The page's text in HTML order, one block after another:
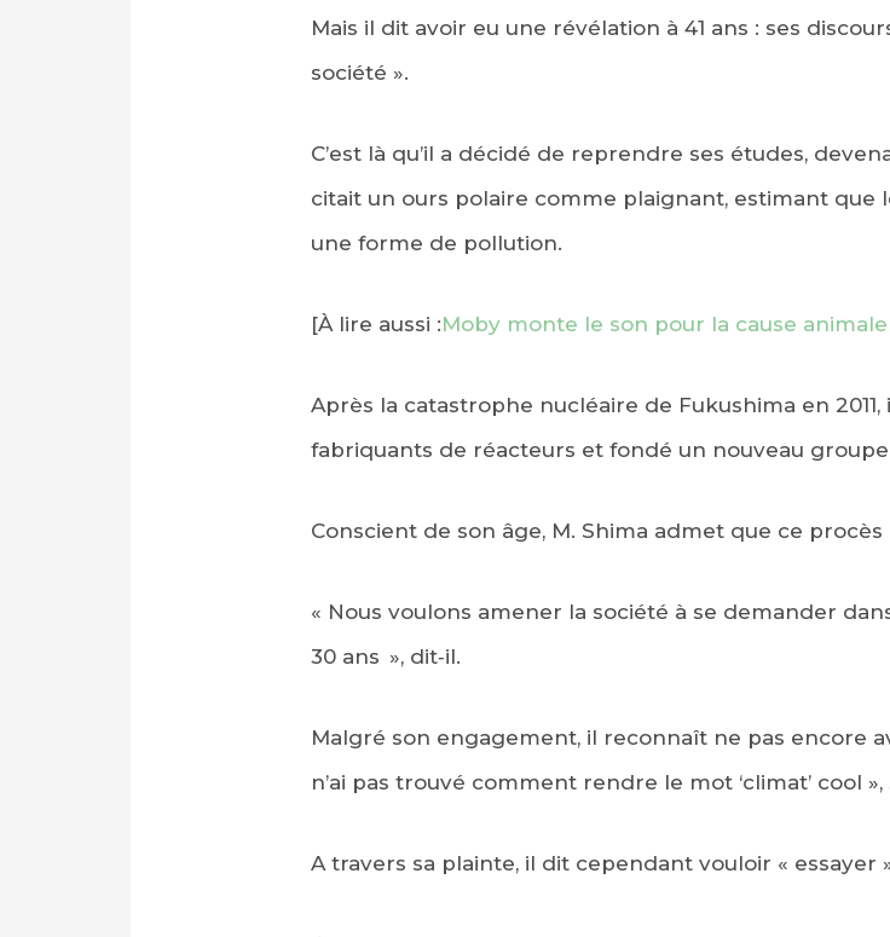
Mais il dit avoir eu une révélation à 41 ans : ses
société ».
C’est là qu’il a décidé de reprendre ses études,
citait un ours polaire comme plaignant, estimant
une forme de pollution.
[À lire aussi :Moby monte le son pour la cause animale
Après la catastrophe nucléaire de Fukushima en
fabriquants de réacteurs et fondé un nouveau
Conscient de son âge, M. Shima admet que ce
« Nous voulons amener la société à se demander
30 ans », dit‑il.
Malgré son engagement, il reconnaît ne pas encore
n’ai pas trouvé comment rendre le mot ‘climat’ cool »,
A travers sa plainte, il dit cependant vouloir « essayer